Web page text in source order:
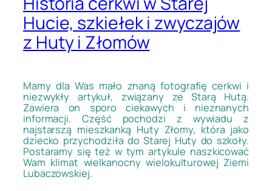
Hucie, szkiełek i zwyczajów
z Huty i Złomów
Mamy dla Was mało znaną fotografię cerkwi i
niezwykły artykuł, związany ze Starą Hutą.
Zawiera on sporo ciekawych i nieznanych
informacji. Część pochodzi z wywiadu z
najstarszą mieszkanką Huty Złomy, która jako
dziecko przychodziła do Starej Huty do szkoły.
Postaramy się też w tym artykule naszkicować
Wam klimat wielkanocny wielokulturowej Ziemi
Lubaczowskiej.